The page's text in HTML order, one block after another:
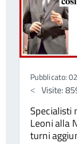
Pubblicato:
Visite:
Specialisti
Leoni alla
turni